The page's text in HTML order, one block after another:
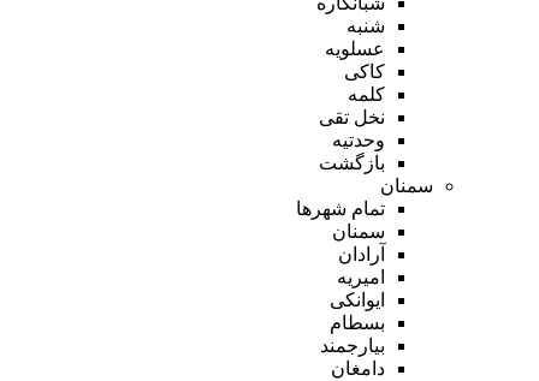
شنبه
عسلویه
کاکی
کلمه
نخل تقی
وحدتیه
بازگشت
سمنان
تمام شهر‌ها
سمنان
آرادان
امیریه
ایوانکی
بسطام
بیارجمند
دامغان